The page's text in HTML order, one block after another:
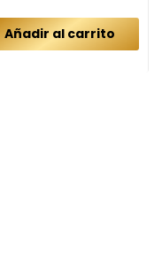
Añadir al carrito